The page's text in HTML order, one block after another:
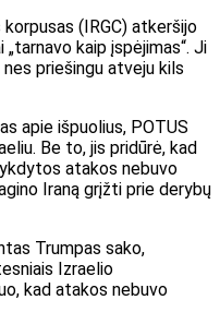
(IRGC) atkeršijo
kaip įspėjimas“. Ji
priešingu atveju kils
apie išpuolius, POTUS
Be to, jis pridūrė, kad
atakos nebuvo
Iraną grįžti prie derybų
Trumpas sako,
Izraelio
kad atakos nebuvo